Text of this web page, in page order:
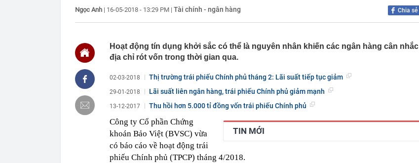
00:02
"Sự thật" về đại gia tâm linh Xuân Trường
00:01
Giá vàng tăng vọt lên cao nhất 2 tháng, chuyên gia nói gì?
00:01
Khoan sâu 4.700 mét xuống đáy biển, phát hiện mỏ dầu khí trữ lượng
23:43
Công an xác minh giao dịch chuyển khoản 35 triệu đồng tới tài khoản
người phụ nữ SN 1984, thanh niên SN 2000 được mời tới làm việc
23:40
Ai sắp đi Thái Lan chú ý: Từ 16/10, sân bay có thể mở vali để kiểm tra
ngay cả khi hành khách không có mặt
23:25
4 vật vào nhà báo hiệu phong thủy rất tốt
23:18
Hoa hậu đẹp nhất nhì Việt Nam và vợ hơn 4 tuổi của Bình Minh "dính
nhau như sam" từ Việt Nam sang Mỹ
23:10
Chất lỏng đen liên tục trồi lên từ nền nhà, gia chủ gọi người kiểm tra rồi
Ngọc Anh | 16-05-2018 - 13:29 PM | Tài chính - ngân hàng Chia sẻ
Hoạt động tín dụng khởi sắc có thể là nguyên nhân khiến các ngân hàng cân nhắc
địa chỉ rót vốn trong thời gian qua.
02-03-2018 Thị trường trái phiếu Chính phủ tháng 2: Lãi suất tiếp tục giảm
29-01-2018 Lãi suất liên ngân hàng, trái phiếu Chính phủ giảm mạnh
13-12-2017 Thu hồi hơn 5.000 tỉ đồng vốn trái phiếu Chính phủ
TIN MỚI
Công ty Cổ phần Chứng
khoán Bảo Việt (BVSC) vừa
có báo cáo về hoạt động trái
phiếu Chính phủ (TPCP) tháng 4/2018.